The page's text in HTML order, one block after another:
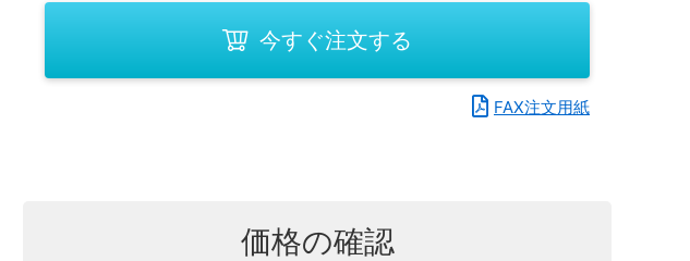
今すぐ注文する
FAX注文用紙
価格の確認